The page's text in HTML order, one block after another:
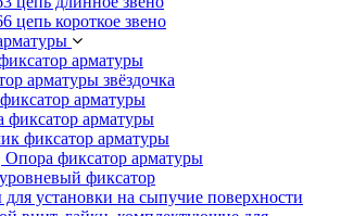
цепь короткое звено
арматуры
арматуры звёздочка
арматуры
фиксатор арматуры
фиксатор арматуры
Опора фиксатор арматуры
фиксатор
установки на сыпучие поверхности